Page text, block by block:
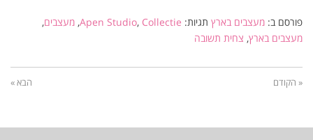
פורסם ב: מעצבים בארץ תגיות: Apen Studio, Collectie
, מעצבים,
מעצבים בארץ, צחית תשובה
« הקודם הבא »